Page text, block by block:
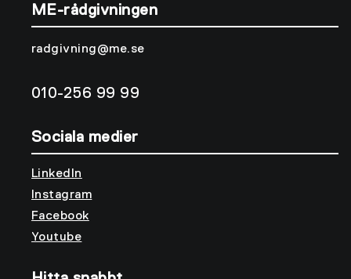
ME-rådgivningen
radgivning@me.se
010-256 99 99
Sociala medier
LinkedIn
Instagram
Facebook
Youtube